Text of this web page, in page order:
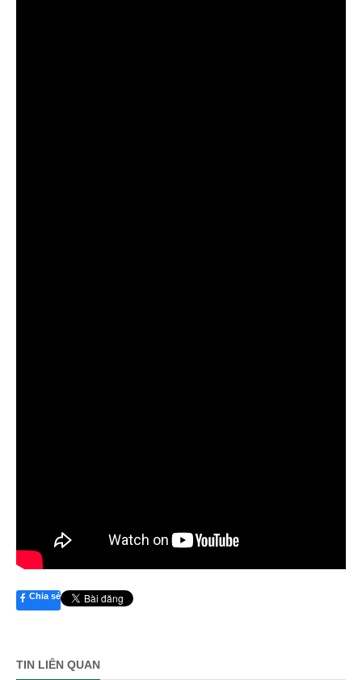
Chia sẻ
TIN LIÊN QUAN